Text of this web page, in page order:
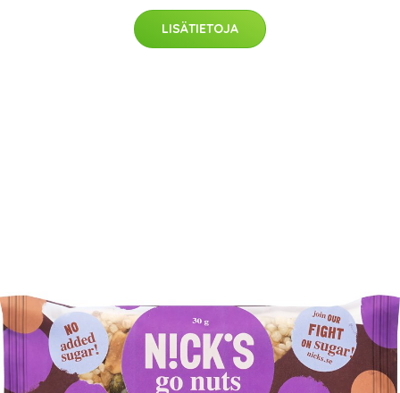
LISÄTIETOJA